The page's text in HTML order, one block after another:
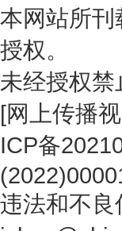
本网站所
授权。
未经授权
[网上传播
ICP备
违法和不良